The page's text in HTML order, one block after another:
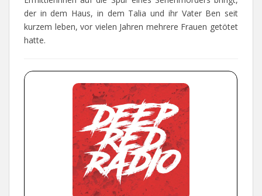
der in dem Haus, in dem Talia und ihr Vater Ben seit
kurzem leben, vor vielen Jahren mehrere Frauen getötet
hatte.